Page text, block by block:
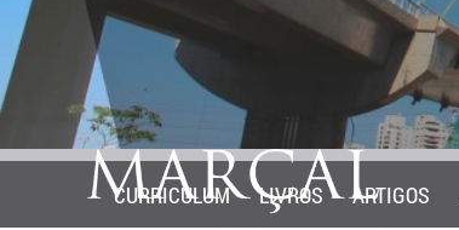
CURRICULUM LIVROS ARTIGOS